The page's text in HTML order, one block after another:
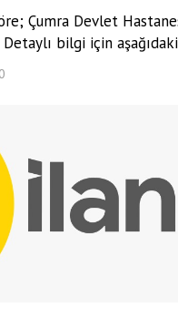
Çumra Devlet
bilgi için
0